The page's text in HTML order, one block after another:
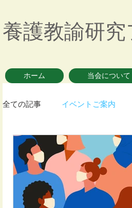
養護教諭研
ホーム 当会について
全ての記事 イベントご案内